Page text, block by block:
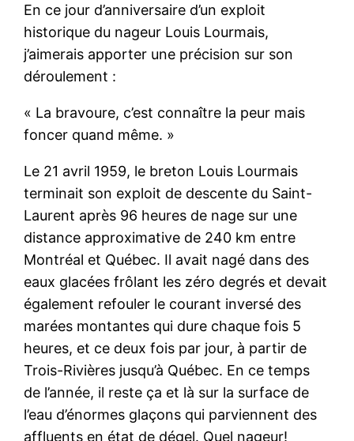
En ce jour d’anniversaire d’un exploit
historique du nageur Louis Lourmais,
j’aimerais apporter une précision sur son
déroulement :
« La bravoure, c’est connaître la peur mais
foncer quand même. »
Le 21 avril 1959, le breton Louis Lourmais
terminait son exploit de descente du Saint-
Laurent après 96 heures de nage sur une
distance approximative de 240 km entre
Montréal et Québec. Il avait nagé dans des
eaux glacées frôlant les zéro degrés et devait
également refouler le courant inversé des
marées montantes qui dure chaque fois 5
heures, et ce deux fois par jour, à partir de
Trois-Rivières jusqu’à Québec. En ce temps
de l’année, il reste ça et là sur la surface de
l’eau d’énormes glaçons qui parviennent des
affluents en état de dégel. Quel nageur!